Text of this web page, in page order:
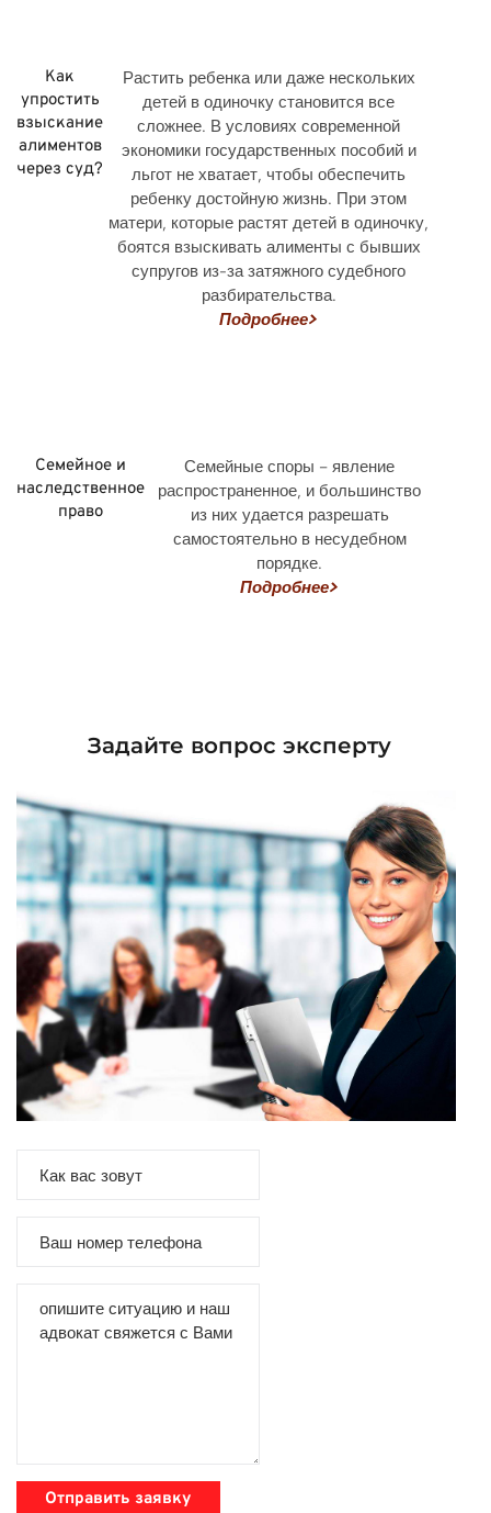
Как
упростить
взыскание
алиментов
через суд?
Растить ребенка или даже нескольких
детей в одиночку становится все
сложнее. В условиях современной
экономики государственных пособий и
льгот не хватает, чтобы обеспечить
ребенку достойную жизнь. При этом
матери, которые растят детей в одиночку,
боятся взыскивать алименты с бывших
супругов из-за затяжного судебного
разбирательства.
Подробнее>
Семейное и
наследственное
право
Семейные споры – явление
распространенное, и большинство
из них удается разрешать
самостоятельно в несудебном
порядке.
Подробнее>
Задайте вопрос эксперту
Отправить заявку